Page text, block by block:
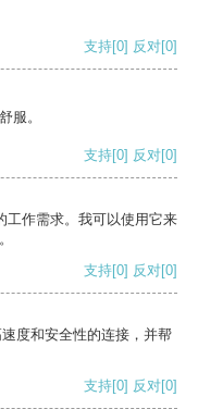
支持[0] 反对[0]
服。
支持[0] 反对[0]
工作需求。我可以使用它来
支持[0] 反对[0]
度和安全性的连接，并帮
支持[0] 反对[0]